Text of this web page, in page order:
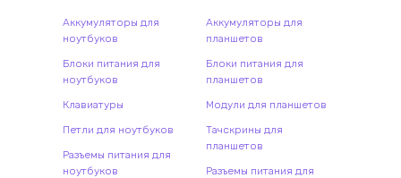
Аккумуляторы для
ноутбуков
Блоки питания для
ноутбуков
Клавиатуры
Петли для ноутбуков
Разъемы питания для
ноутбуков
Аккумуляторы для
планшетов
Блоки питания для
планшетов
Модули для планшетов
Тачскрины для
планшетов
Разъемы питания для